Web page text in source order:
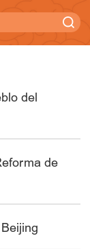
del
de